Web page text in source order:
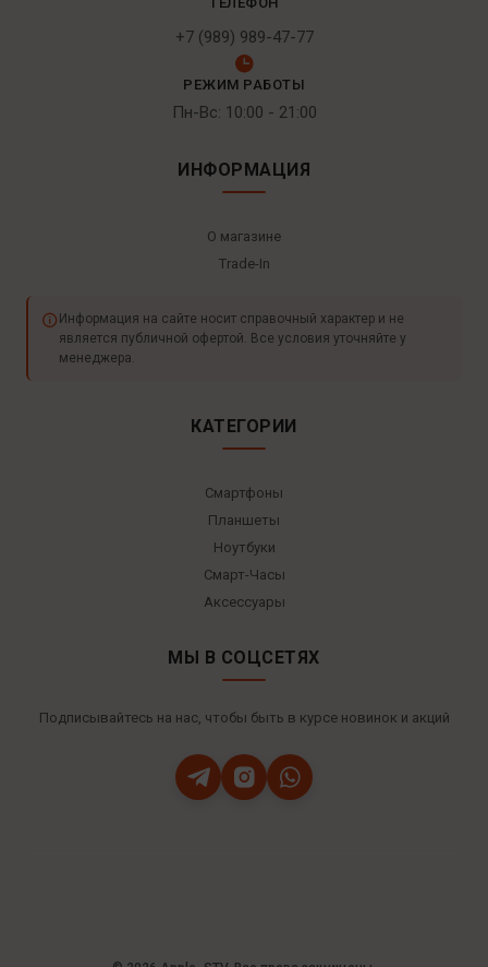
+7 (989) 989-47-77
РЕЖИМ РАБОТЫ
Пн-Вс: 10:00 - 21:00
ИНФОРМАЦИЯ
О магазине
Trade-In
Информация на сайте носит справочный характер и не
является публичной офертой. Все условия уточняйте у
менеджера.
КАТЕГОРИИ
Смартфоны
Планшеты
Ноутбуки
Смарт-Часы
Аксессуары
МЫ В СОЦСЕТЯХ
Подписывайтесь на нас, чтобы быть в курсе новинок и акций